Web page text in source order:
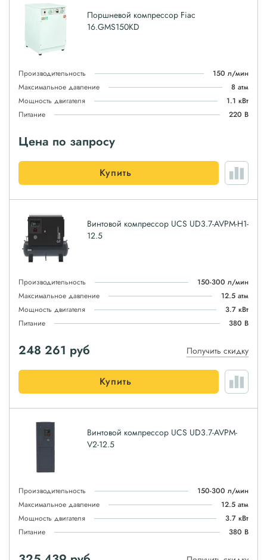
Поршневой компрессор Fiac
16.GMS150KD
Производительность
150 л/мин
Максимальное давление
8 атм
Мощность двигателя
1.1 кВт
Питание
220 В
Цена по запросу
Купить
Винтовой компрессор UCS UD3.7-AVPM-H1-
12.5
Производительность
150-300 л/мин
Максимальное давление
12.5 атм
Мощность двигателя
3.7 кВт
Питание
380 В
248 261 руб Получить скидку
Купить
Винтовой компрессор UCS UD3.7-AVPM-
V2-12.5
Производительность
150-300 л/мин
Максимальное давление
12.5 атм
Мощность двигателя
3.7 кВт
Питание
380 В